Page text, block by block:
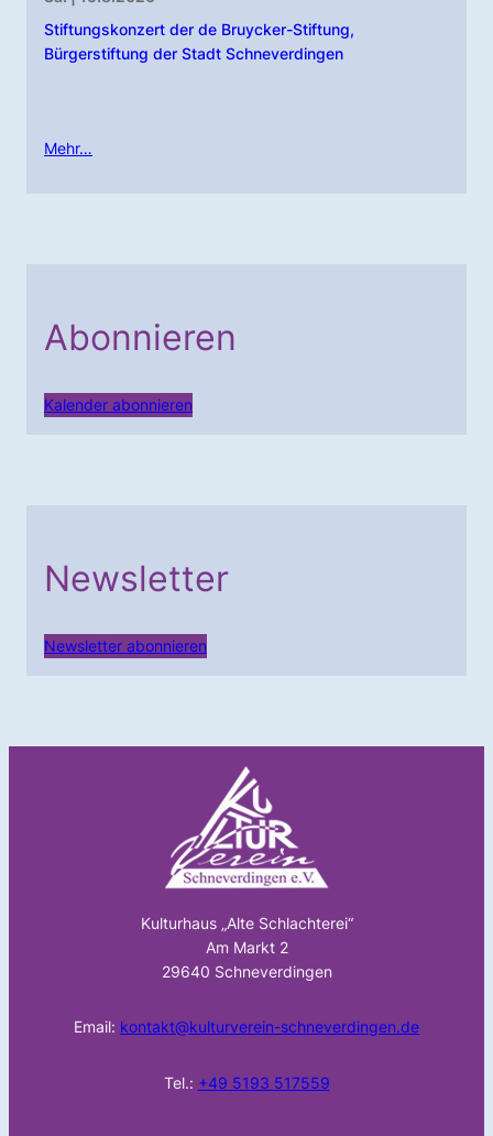
Stiftungskonzert der de Bruycker-Stiftung,
Bürgerstiftung der Stadt Schneverdingen
Mehr…
Abonnieren
Kalender abonnieren
Newsletter
Newsletter abonnieren
Kulturhaus „Alte Schlachterei“
Am Markt 2
29640 Schneverdingen
Email: kontakt@kulturverein-schneverdingen.de
Tel.: +49 5193 517559